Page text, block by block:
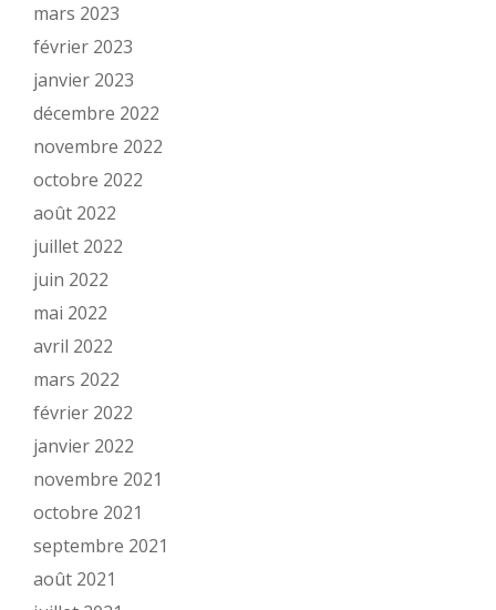
mars 2023
février 2023
janvier 2023
décembre 2022
novembre 2022
octobre 2022
août 2022
juillet 2022
juin 2022
mai 2022
avril 2022
mars 2022
février 2022
janvier 2022
novembre 2021
octobre 2021
septembre 2021
août 2021